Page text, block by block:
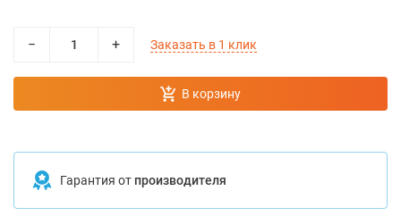
− + Заказать в 1 клик
В корзину
Гарантия от производителя